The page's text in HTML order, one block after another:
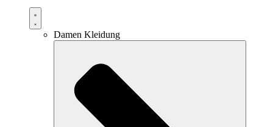
Damen Kleidung